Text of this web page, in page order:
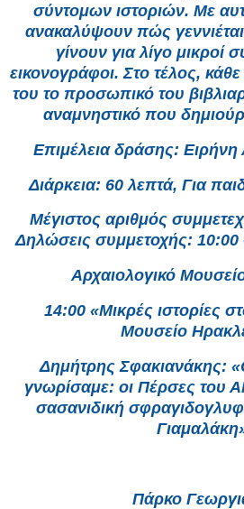
σύντομων ιστοριών. Με
ανακαλύψουν πώς γεννιέται
γίνουν για λίγο μικροί
εικονογράφοι. Στο τέλος,
του το προσωπικό του
αναμνηστικό που
Επιμέλεια δράσης:
Διάρκεια: 60 λεπτά, Για
Μέγιστος αριθμός
Δηλώσεις συμμετοχής: 10:00
Αρχαιολογικό
14:00 «Μικρές ιστορίες
Μουσείο
Δημήτρης Σφακιανάκης:
γνωρίσαμε: οι Πέρσες του
σασανιδική
Πάρκο